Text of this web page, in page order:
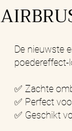
De nieuwste
poedereffect-
✅ Zachte
✅ Perfect
✅ Geschikt